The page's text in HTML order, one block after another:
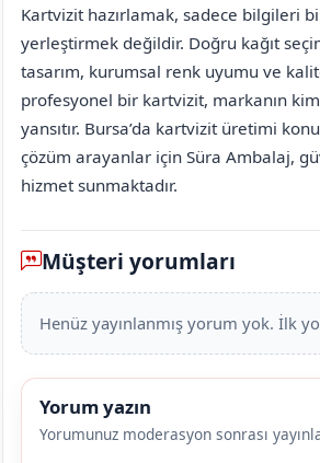
Kartvizit hazırlamak, sadece bilgileri
yerleştirmek değildir. Doğru kağıt
tasarım, kurumsal renk uyumu ve
profesyonel bir kartvizit, markanın
yansıtır. Bursa’da kartvizit üretimi
çözüm arayanlar için Süra Ambalaj,
hizmet sunmaktadır.
Müşteri yorumları
Henüz yayınlanmış yorum yok. İlk
Yorum yazın
Yorumunuz moderasyon sonrası